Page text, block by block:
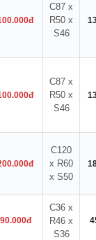
C87 x
R50 x
S46
C87 x
R50 x
S46
C120
x R60
x S50
C36 x
R46 x
S36